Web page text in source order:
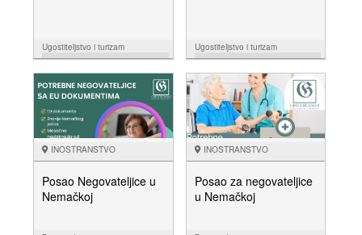
Ugostiteljstvo i turizam
NUDIM
Ugostiteljstvo i turizam
NUDIM
INOSTRANSTVO
Posao Negovateljice u
Nemačkoj
INOSTRANSTVO
Posao za negovateljice
u Nemačkoj